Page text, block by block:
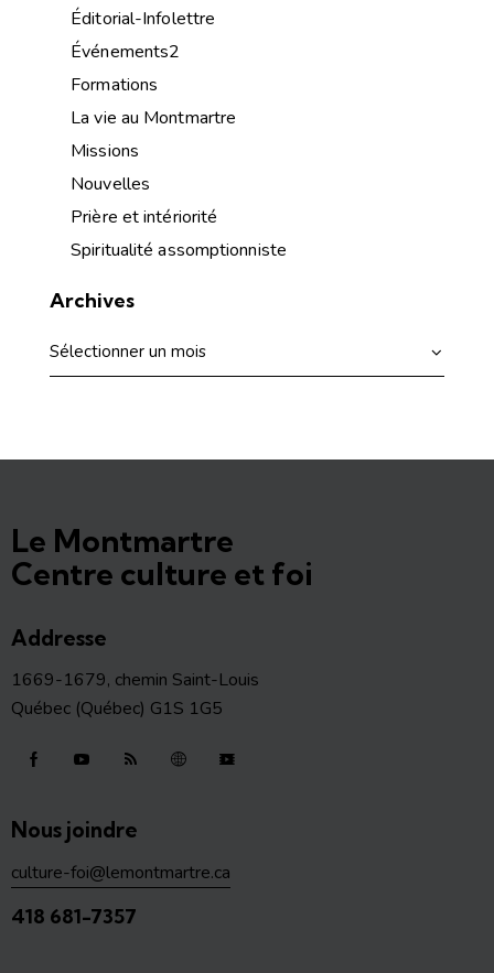
Éditorial-Infolettre
Événements2
Formations
La vie au Montmartre
Missions
Nouvelles
Prière et intériorité
Spiritualité assomptionniste
Archives
Le Montmartre
Centre culture et foi
Addresse
1669-1679, chemin Saint-Louis
Québec (Québec) G1S 1G5
Nous joindre
culture-foi@lemontmartre.ca
418 681-7357